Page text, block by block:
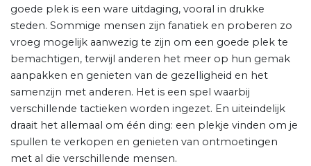
goede plek is een ware uitdaging, vooral in drukke
steden. Sommige mensen zijn fanatiek en proberen zo
vroeg mogelijk aanwezig te zijn om een goede plek te
bemachtigen, terwijl anderen het meer op hun gemak
aanpakken en genieten van de gezelligheid en het
samenzijn met anderen. Het is een spel waarbij
verschillende tactieken worden ingezet. En uiteindelijk
draait het allemaal om één ding: een plekje vinden om je
spullen te verkopen en genieten van ontmoetingen
met al die verschillende mensen.